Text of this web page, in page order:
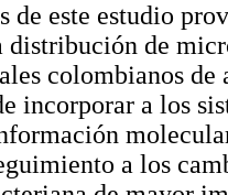
de este estudio
distribución de
colombianos
incorporar a los
a los